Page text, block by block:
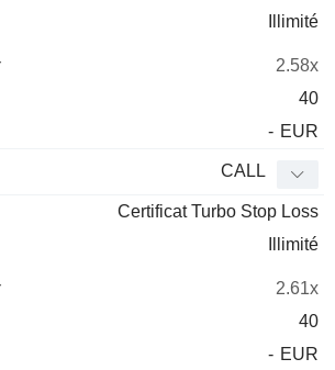
Illimité
2.58x
40
- EUR
CALL
Certificat Turbo Stop Loss
Illimité
2.61x
40
- EUR